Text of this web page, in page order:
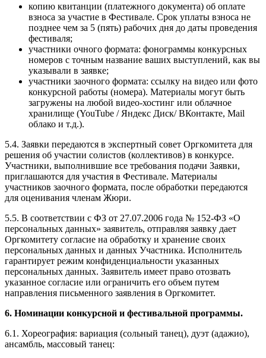
копию квитанции (платежного документа) об оплате
взноса за участие в Фестивале. Срок уплаты взноса не
позднее чем за 5 (пять) рабочих дня до даты проведения
фестиваля;
участники очного формата: фонограммы конкурсных
номеров с точным название ваших выступлений, как вы
указывали в заявке;
участники заочного формата: ссылку на видео или фото
конкурсной работы (номера). Материалы могут быть
загружены на любой видео-хостинг или облачное
хранилище (YouTube / Яндекс Диск/ ВКонтакте, Mail
облако и т.д.).
5.4. Заявки передаются в экспертный совет Оргкомитета для
решения об участии солистов (коллективов) в конкурсе.
Участники, выполнившие все требования подачи Заявки,
приглашаются для участия в Фестивале. Материалы
участников заочного формата, после обработки передаются
для оценивания членам Жюри.
5.5. В соответствии с ФЗ от 27.07.2006 года № 152-ФЗ «О
персональных данных» заявитель, отправляя заявку дает
Оргкомитету согласие на обработку и хранение своих
персональных данных и данных Участника. Исполнитель
гарантирует режим конфиденциальности указанных
персональных данных. Заявитель имеет право отозвать
указанное согласие или ограничить его объем путем
направления письменного заявления в Оргкомитет.
6. Номинации конкурсной и фестивальной программы.
6.1. Хореография: вариация (сольный танец), дуэт (адажио),
ансамбль, массовый танец: